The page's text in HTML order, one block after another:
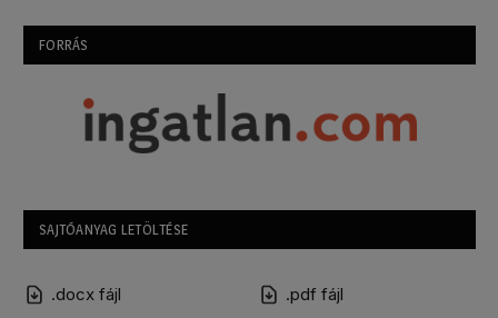
FORRÁS
SAJTÓANYAG LETÖLTÉSE
.docx fájl .pdf fájl